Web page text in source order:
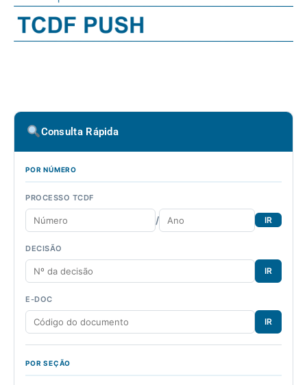
Consulta Rápida
POR NÚMERO
PROCESSO TCDF
/ IR
DECISÃO
IR
E-DOC
IR
POR SEÇÃO